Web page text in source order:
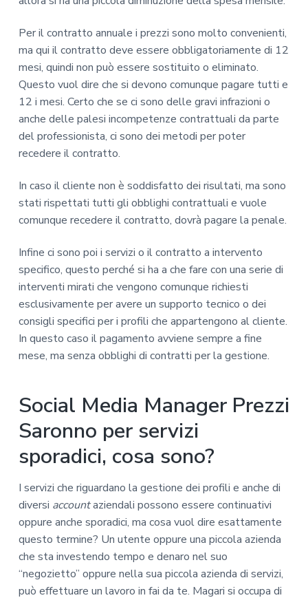
Per il contratto annuale i prezzi sono molto convenienti,
ma qui il contratto deve essere obbligatoriamente di 12
mesi, quindi non può essere sostituito o eliminato.
Questo vuol dire che si devono comunque pagare tutti e
12 i mesi. Certo che se ci sono delle gravi infrazioni o
anche delle palesi incompetenze contrattuali da parte
del professionista, ci sono dei metodi per poter
recedere il contratto.
In caso il cliente non è soddisfatto dei risultati, ma sono
stati rispettati tutti gli obblighi contrattuali e vuole
comunque recedere il contratto, dovrà pagare la penale.
Infine ci sono poi i servizi o il contratto a intervento
specifico, questo perché si ha a che fare con una serie di
interventi mirati che vengono comunque richiesti
esclusivamente per avere un supporto tecnico o dei
consigli specifici per i profili che appartengono al cliente.
In questo caso il pagamento avviene sempre a fine
mese, ma senza obblighi di contratti per la gestione.
Social Media Manager Prezzi
Saronno per servizi
sporadici, cosa sono?
I servizi che riguardano la gestione dei profili e anche di
diversi accountaziendali possono essere continuativi
oppure anche sporadici, ma cosa vuol dire esattamente
questo termine? Un utente oppure una piccola azienda
che sta investendo tempo e denaro nel suo
“negozietto” oppure nella sua piccola azienda di servizi,
può effettuare un lavoro in fai da te. Magari si occupa di